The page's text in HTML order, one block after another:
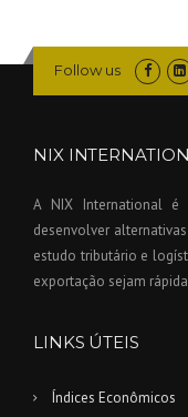
Follow us
NIX
A NIX International é
desenvolver
estudo tributário e
exportação sejam
LINKS ÚTEIS
Índices Econômicos